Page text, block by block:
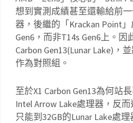
想到實測成績甚至還輸給前
器，後繼的「Krackan Point
Gen6，而非T14s Gen6上。因
Carbon Gen13(Lunar Lake)，
作為對照組。
至於X1 Carbon Gen13為何站
Intel Arrow Lake處理器，反
只能到32GB的Lunar Lake處